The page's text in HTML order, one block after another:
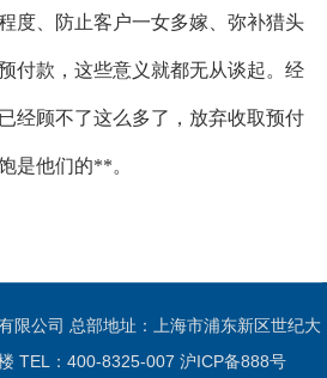
度、防止客户一女多嫁、弥补猎头
付款，这些意义就都无从谈起。经
经顾不了这么多了，放弃收取预付
是他们的**。
限公司 总部地址：上海市浦东新区世纪大
TEL：400-8325-007 沪ICP备888号